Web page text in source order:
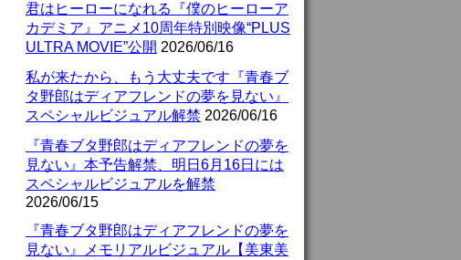
君はヒーローになれる『僕のヒーローア
カデミア』アニメ10周年特別映像“PLUS
ULTRA MOVIE”公開 2026/06/16
私が来たから、もう大丈夫です『青春ブ
タ野郎はディアフレンドの夢を見ない』
スペシャルビジュアル解禁 2026/06/16
『青春ブタ野郎はディアフレンドの夢を
見ない』本予告解禁、明日6月16日には
スペシャルビジュアルを解禁
2026/06/15
『青春ブタ野郎はディアフレンドの夢を
見ない』メモリアルビジュアル【美東美